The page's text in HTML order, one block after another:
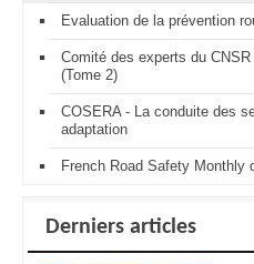
Evaluation de la prévention
Comité des experts du
(Tome 2)
COSERA - La conduite des
adaptation
French Road Safety Monthly
Derniers articles